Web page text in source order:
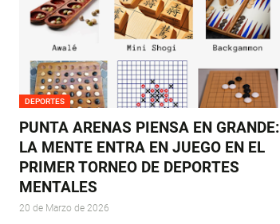
DEPORTES
PUNTA ARENAS PIENSA EN GRANDE:
LA MENTE ENTRA EN JUEGO EN EL
PRIMER TORNEO DE DEPORTES
MENTALES
20 de Marzo de 2026